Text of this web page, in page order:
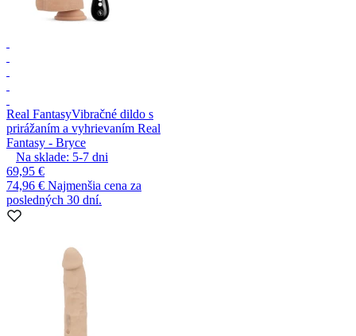
Real FantasyVibračné dildo s
prirážaním a vyhrievaním Real
Fantasy - Bryce
Na sklade: 5-7 dni
69,95 €
74,96 € Najmenšia cena za
posledných 30 dní.